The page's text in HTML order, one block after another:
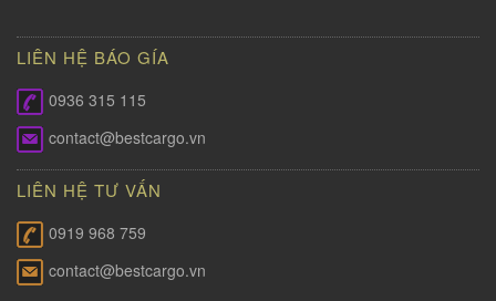
LIÊN HỆ BÁO GÍA
0936 315 115
contact@bestcargo.vn
LIÊN HỆ TƯ VẤN
0919 968 759
contact@bestcargo.vn